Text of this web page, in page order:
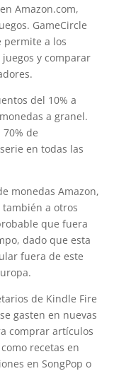
Amazon.com,
GameCircle
permite a los
y comparar
del 10% a
a granel.
de
en todas las
monedas Amazon,
a otros
que fuera
dado que esta
fuera de este
de Kindle Fire
gasten en nuevas
comprar artículos
recetas en
en SongPop o